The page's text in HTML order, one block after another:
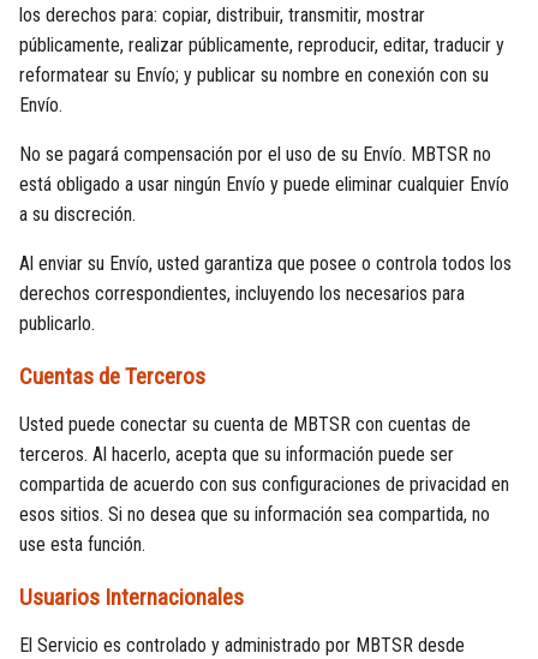
los derechos para: copiar, distribuir, transmitir, mostrar
públicamente, realizar públicamente, reproducir, editar, traducir y
reformatear su Envío; y publicar su nombre en conexión con su
Envío.
No se pagará compensación por el uso de su Envío. MBTSR no
está obligado a usar ningún Envío y puede eliminar cualquier Envío
a su discreción.
Al enviar su Envío, usted garantiza que posee o controla todos los
derechos correspondientes, incluyendo los necesarios para
publicarlo.
Cuentas de Terceros
Usted puede conectar su cuenta de MBTSR con cuentas de
terceros. Al hacerlo, acepta que su información puede ser
compartida de acuerdo con sus configuraciones de privacidad en
esos sitios. Si no desea que su información sea compartida, no
use esta función.
Usuarios Internacionales
El Servicio es controlado y administrado por MBTSR desde